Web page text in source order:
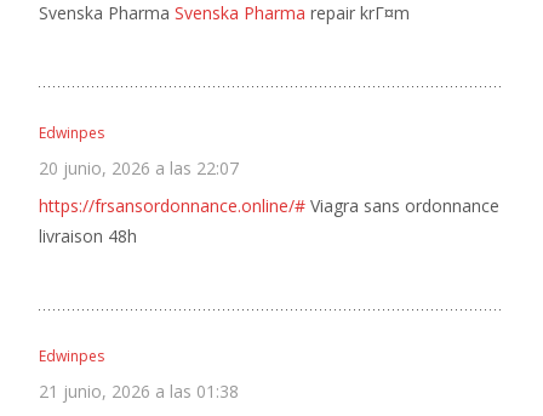
Svenska Pharma Svenska Pharma repair krГ¤m
Edwinpes
20 junio, 2026 a las 22:07
https://frsansordonnance.online/# Viagra sans ordonnance
livraison 48h
Edwinpes
21 junio, 2026 a las 01:38